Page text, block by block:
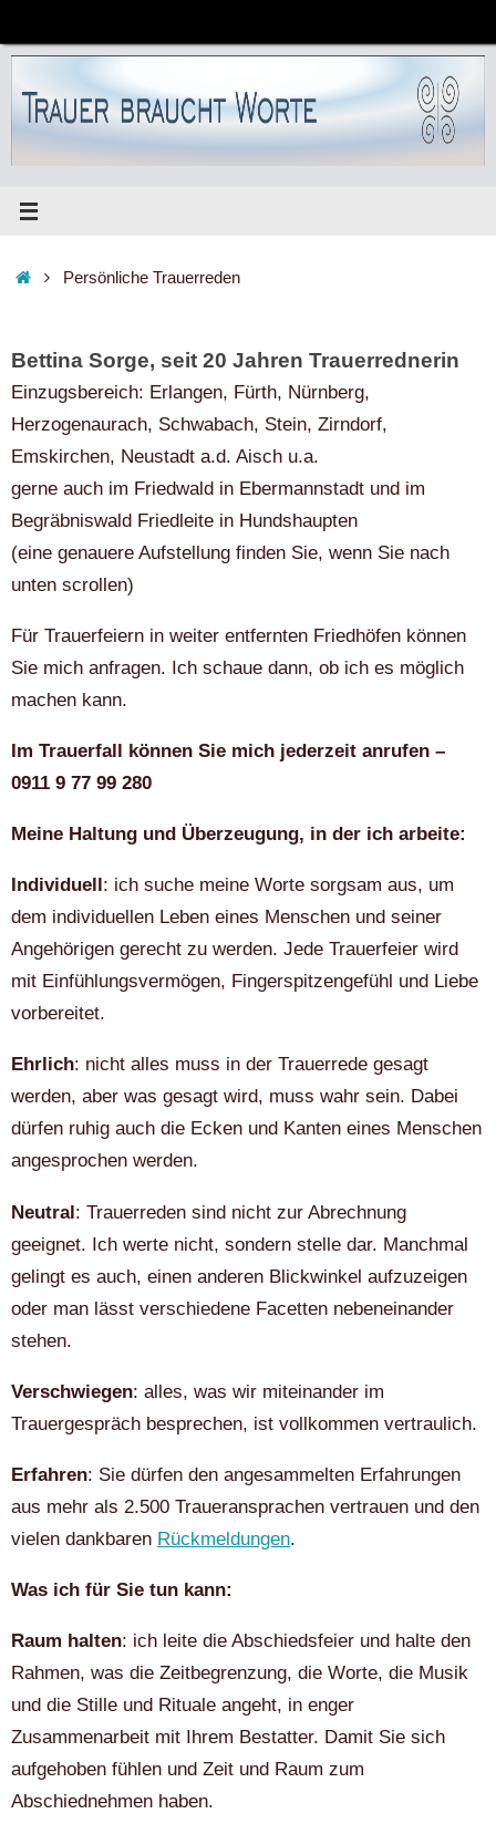
Inhalt
StartPersönliche Trauerreden
Bettina Sorge, seit 20 Jahren Trauerrednerin
Einzugsbereich: Erlangen, Fürth, Nürnberg,
Herzogenaurach, Schwabach, Stein, Zirndorf,
Emskirchen, Neustadt a.d. Aisch u.a.
gerne auch im Friedwald in Ebermannstadt und im
Begräbniswald Friedleite in Hundshaupten
(eine genauere Aufstellung finden Sie, wenn Sie nach
unten scrollen)
Für Trauerfeiern in weiter entfernten Friedhöfen können
Sie mich anfragen. Ich schaue dann, ob ich es möglich
machen kann.
Im Trauerfall können Sie mich jederzeit anrufen –
0911 9 77 99 280
Meine Haltung und Überzeugung, in der ich arbeite:
Individuell : ich suche meine Worte sorgsam aus, um
dem individuellen Leben eines Menschen und seiner
Angehörigen gerecht zu werden. Jede Trauerfeier wird
mit Einfühlungsvermögen, Fingerspitzengefühl und Liebe
vorbereitet.
Ehrlich: nicht alles muss in der Trauerrede gesagt
werden, aber was gesagt wird, muss wahr sein. Dabei
dürfen ruhig auch die Ecken und Kanten eines Menschen
angesprochen werden.
Neutral: Trauerreden sind nicht zur Abrechnung
geeignet. Ich werte nicht, sondern stelle dar. Manchmal
gelingt es auch, einen anderen Blickwinkel aufzuzeigen
oder man lässt verschiedene Facetten nebeneinander
stehen.
Verschwiegen: alles, was wir miteinander im
Trauergespräch besprechen, ist vollkommen vertraulich.
Erfahren: Sie dürfen den angesammelten Erfahrungen
aus mehr als 2.500 Traueransprachen vertrauen und den
vielen dankbaren Rückmeldungen.
Was ich für Sie tun kann:
Raum halten: ich leite die Abschiedsfeier und halte den
Rahmen, was die Zeitbegrenzung, die Worte, die Musik
und die Stille und Rituale angeht, in enger
Zusammenarbeit mit Ihrem Bestatter. Damit Sie sich
aufgehoben fühlen und Zeit und Raum zum
Abschiednehmen haben.